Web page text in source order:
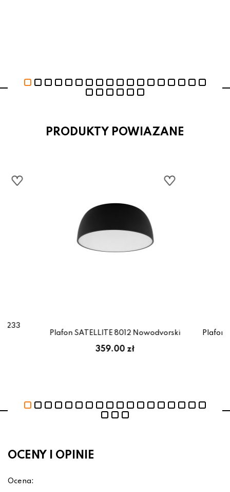
PRODUKTY POWIAZANE
Plafon SATELLITE 8012 Nowodvorski
359.00 zł
Plafon
OCENY I OPINIE
Ocena: